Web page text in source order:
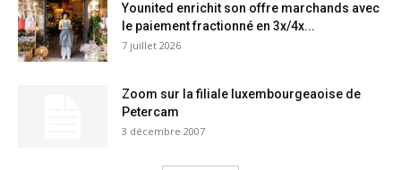
Younited enrichit son offre marchands avec
le paiement fractionné en 3x/4x...
7 juillet 2026
Zoom sur la filiale luxembourgeaoise de
Petercam
3 décembre 2007